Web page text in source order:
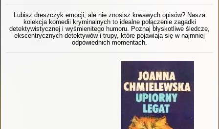
Lubisz dreszczyk emocji, ale nie znosisz krwawych opisów? Nasza
kolekcja komedii kryminalnych to idealne połączenie zagadki
detektywistycznej i wyśmienitego humoru. Poznaj błyskotliwe śledcze,
ekscentrycznych detektywów i trupy, które pojawiają się w najmniej
odpowiednich momentach.